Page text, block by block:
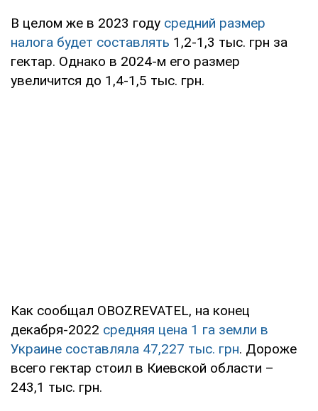
В целом же в 2023 году средний размер
налога будет составлять 1,2-1,3 тыс. грн за
гектар. Однако в 2024-м его размер
увеличится до 1,4-1,5 тыс. грн.
Как сообщал OBOZREVATEL, на конец
декабря-2022 средняя цена 1 га земли в
Украине составляла 47,227 тыс. грн. Дороже
всего гектар стоил в Киевской области –
243,1 тыс. грн.